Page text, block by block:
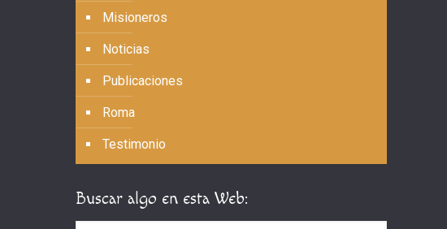
Misioneros
Noticias
Publicaciones
Roma
Testimonio
Buscar algo en esta Web: